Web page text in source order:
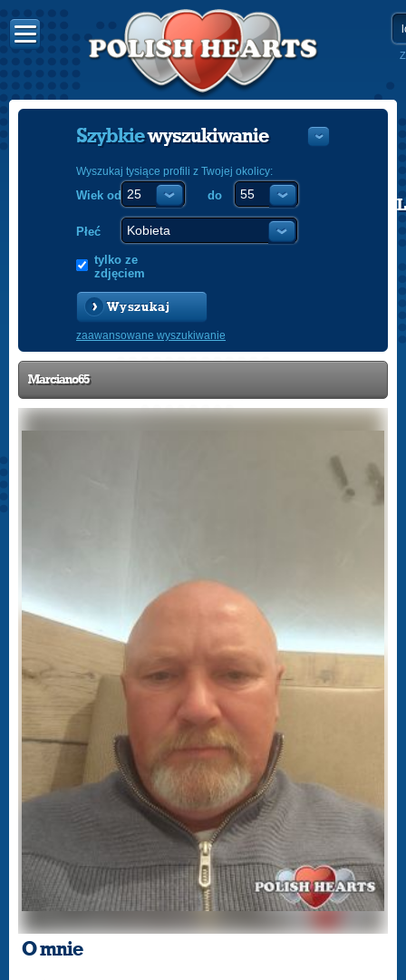
POLISH
Szybkiewyszukiwanie
Wyszukaj tysiące profili z Twojej okolicy:
Wiek od do
Płeć
tylko ze
zdjęciem
Wyszukaj
zaawansowane wyszukiwanie
Marciano65
O mnie